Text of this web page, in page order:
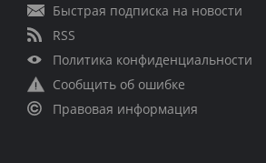
Быстрая подписка на новости
RSS
Политика конфиденциальности
Сообщить об ошибке
Правовая информация